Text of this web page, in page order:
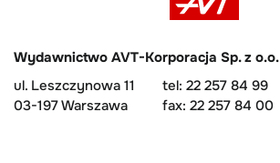
Wydawnictwo AVT-Korporacja Sp. z o.o.
ul. Leszczynowa 11
03-197 Warszawa
tel: 22 257 84 99
fax: 22 257 84 00